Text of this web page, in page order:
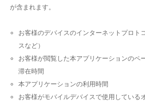
が含まれます。
お客様のデバイスのインターネットプロト
スなど）
お客様が閲覧した本アプリケーションのペ
滞在時間
本アプリケーションの利用時間
お客様がモバイルデバイスで使用している